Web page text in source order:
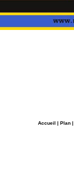
Accueil | Plan |